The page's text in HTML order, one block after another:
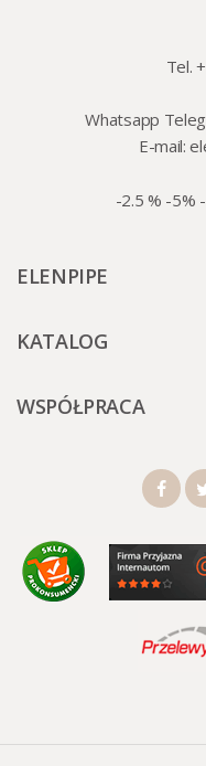
Tel.
Whatsapp
E-mail:
-2.5 % -5%
ELENPIPE
KATALOG
WSPÓŁPRACA